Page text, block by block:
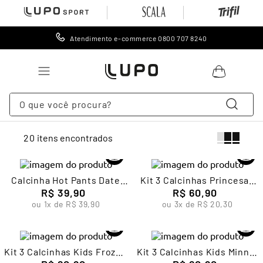
Atendimento e-commerce 0800 707 8240
O que você procura?
20
Calcinha Hot Pants Date
Feminina Lupo
R$ 39,90
ou 1x de R$ 39,90
Kit 3 Calcinhas Princesas
Infantil Feminina Lupo
R$ 60,90
ou 3x de R$ 20,30
Kit 3 Calcinhas Kids Frozen
Kit 3 Calcinhas Kids Minnie
meia
cueca
leggings
meia calça
6º
calcinha